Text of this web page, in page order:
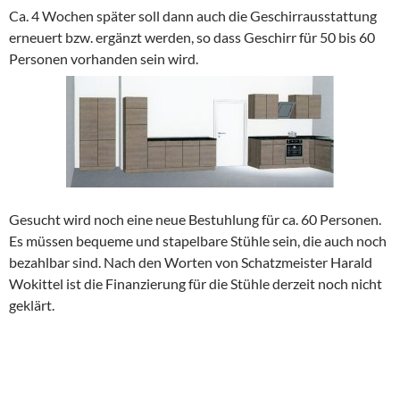
Ca. 4 Wochen später soll dann auch die Geschirrausstattung
erneuert bzw. ergänzt werden, so dass Geschirr für 50 bis 60
Personen vorhanden sein wird.
Gesucht wird noch eine neue Bestuhlung für ca. 60 Personen.
Es müssen bequeme und stapelbare Stühle sein, die auch noch
bezahlbar sind. Nach den Worten von Schatzmeister Harald
Wokittel ist die Finanzierung für die Stühle derzeit noch nicht
geklärt.